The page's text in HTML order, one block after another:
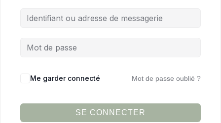
Me garder connecté Mot de passe oublié ?
SE CONNECTER